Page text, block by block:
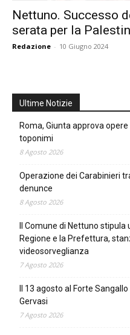
Nettuno. Successo
serata per la
Redazione - 10 Giugno 2024
Ultime Notizie
Roma, Giunta approva
toponimi
8 Agosto 2026
Operazione dei Carabinieri
denunce
8 Agosto 2026
Il Comune di Nettuno
Regione e la Prefettura,
videosorveglianza
7 Agosto 2026
Il 13 agosto al Forte
Gervasi
7 Agosto 2026